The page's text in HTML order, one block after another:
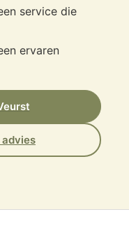
service die
ervaren